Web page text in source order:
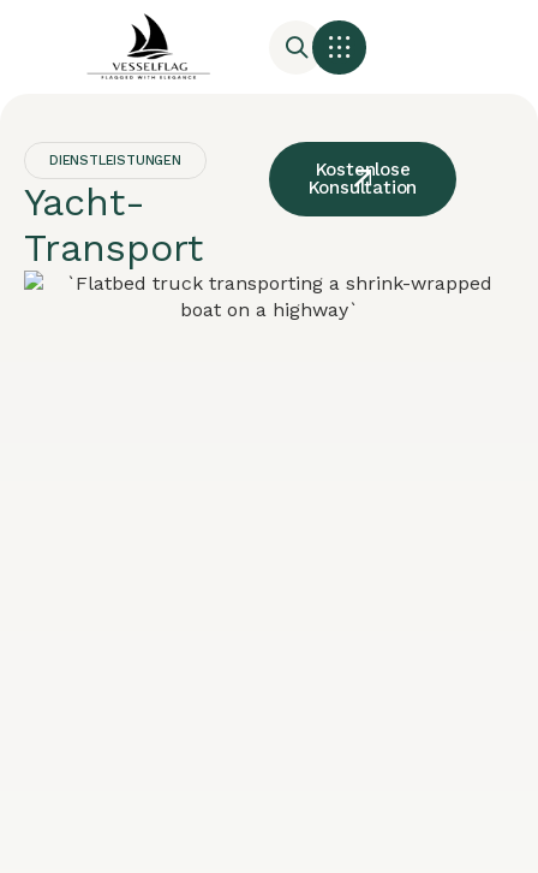
DIENSTLEISTUNGEN
Yacht-
Transport
Kostenlose
Konsultation